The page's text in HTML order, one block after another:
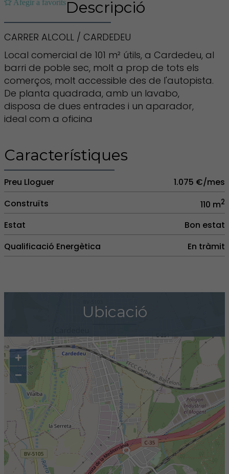
Afegir a favoritsDescripció
CARRER ALCOLL / CARDEDEU
Local comercial de 101 m² útils, a Cardedeu, al
barri de poble sec, molt a prop de tots els
comerços, molt accessible des de l'autopista.
De planta quadrada, amb un lavabo,
disposa de dues entrades i un aparador,
ideal com a oficina
Característiques
Preu Lloguer
1.075 €/mes
Construïts
110 m2
Estat
Bon estat
Qualificació Energètica
En tràmit
Ubicació
+
−